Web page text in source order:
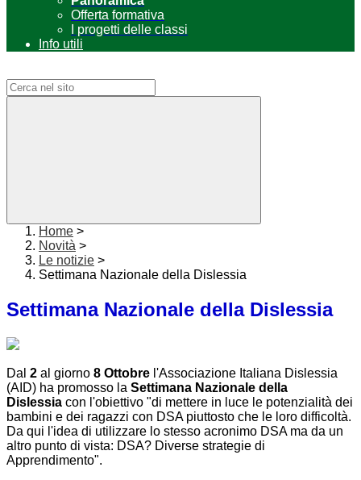
Offerta formativa
I progetti delle classi
Info utili
Home >
Novità >
Le notizie >
Settimana Nazionale della Dislessia
Settimana Nazionale della Dislessia
Dal 2 al giorno 8 Ottobre l'Associazione Italiana Dislessia
(AID) ha promosso la Settimana Nazionale della
Dislessia con l'obiettivo "di mettere in luce le potenzialità dei
bambini e dei ragazzi con DSA piuttosto che le loro difficoltà.
Da qui l'idea di utilizzare lo stesso acronimo DSA ma da un
altro punto di vista: DSA? Diverse strategie di
Apprendimento".